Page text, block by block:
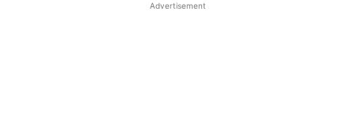
Advertisement